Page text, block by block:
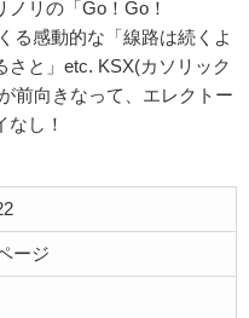
リの「Go！Go！
る感動的な「線路は続くよ
さと」etc. KSX(カソリック
前向きなって、エレクトー
し！
ージ